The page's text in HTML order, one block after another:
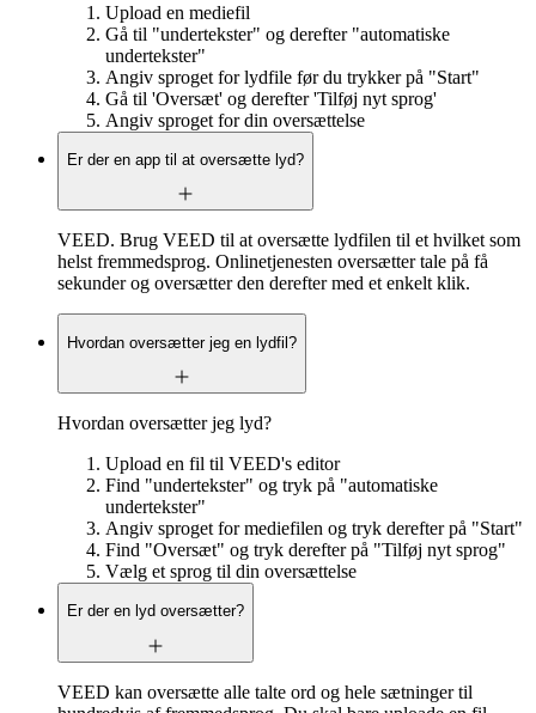
Upload en mediefil
Gå til "undertekster" og derefter "automatiske
undertekster"
Angiv sproget for lydfile før du trykker på "Start"
Gå til 'Oversæt' og derefter 'Tilføj nyt sprog'
Angiv sproget for din oversættelse
Er der en app til at oversætte lyd?
VEED. Brug VEED til at oversætte lydfilen til et hvilket som
helst fremmedsprog. Onlinetjenesten oversætter tale på få
sekunder og oversætter den derefter med et enkelt klik.
Hvordan oversætter jeg en lydfil?
Hvordan oversætter jeg lyd?
Upload en fil til VEED's editor
Find "undertekster" og tryk på "automatiske
undertekster"
Angiv sproget for mediefilen og tryk derefter på "Start"
Find "Oversæt" og tryk derefter på "Tilføj nyt sprog"
Vælg et sprog til din oversættelse
Er der en lyd oversætter?
VEED kan oversætte alle talte ord og hele sætninger til